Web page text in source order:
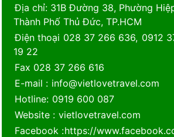
Địa chỉ: 31B Đường 38, Phường
Thành Phố Thủ Đức, TP.HCM
Điện thoại 028 37 266 636, 0912
19 22
Fax 028 37 266 616
E-mail : info@vietlovetravel.com
Hotline: 0919 600 087
Website: vietlovetravel.com
Facebook :https://